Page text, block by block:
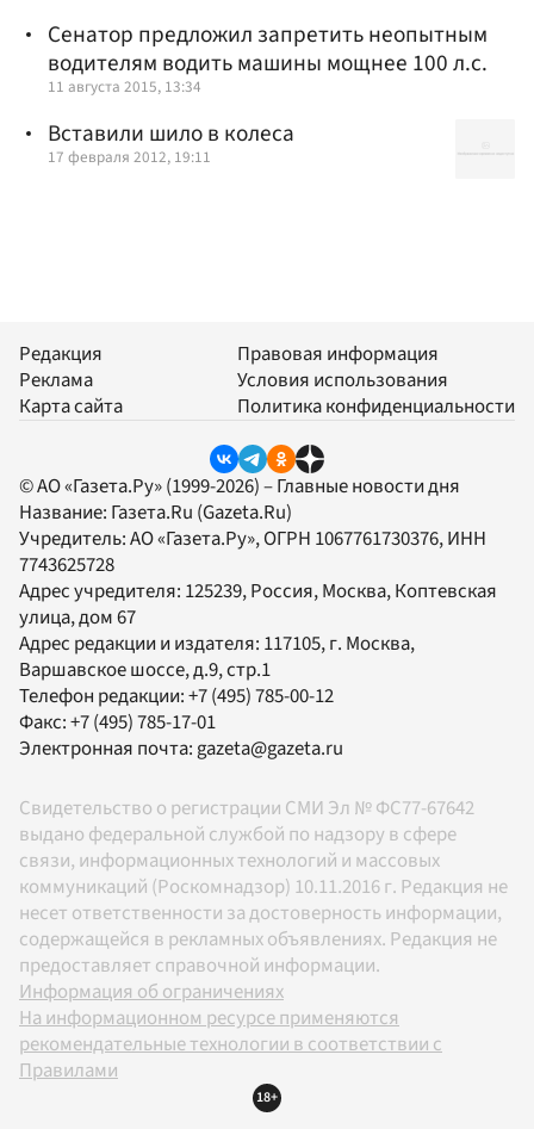
Сенатор предложил запретить неопытным
водителям водить машины мощнее 100 л.с.
11 августа 2015, 13:34
Вставили шило в колеса
17 февраля 2012, 19:11
Редакция
Реклама
Карта сайта
Правовая информация
Условия использования
Политика конфиденциальности
© АО «Газета.Ру» (1999-2026) – Главные новости дня
Название: Газета.Ru (Gazeta.Ru)
Учредитель:АО «Газета.Ру», ОГРН 1067761730376, ИНН
7743625728
Адрес учредителя: 125239, Россия, Москва, Коптевская
улица, дом 67
Адрес редакции и издателя: 117105, г. Москва,
Варшавское шоссе, д.9, стр.1
Телефон редакции:+7 (495) 785-00-12
Факс:+7 (495) 785-17-01
Электронная почта: gazeta@gazeta.ru
Свидетельство о регистрации СМИ Эл № ФС77-67642
выдано федеральной службой по надзору в сфере
связи, информационных технологий и массовых
коммуникаций (Роскомнадзор) 10.11.2016 г. Редакция не
несет ответственности за достоверность информации,
содержащейся в рекламных объявлениях. Редакция не
предоставляет справочной информации.
Информация об ограничениях
На информационном ресурсе применяются
рекомендательные технологии в соответствии с
Правилами
18+